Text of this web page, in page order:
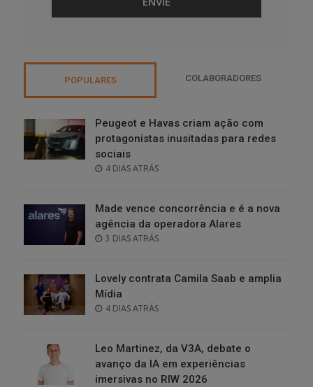
POPULARES COLABORADORES
Peugeot e Havas criam ação com
protagonistas inusitadas para redes
sociais
POSTED
4 DIAS ATRÁS
Made vence concorrência e é a nova
agência da operadora Alares
POSTED
3 DIAS ATRÁS
Lovely contrata Camila Saab e amplia
Mídia
POSTED
4 DIAS ATRÁS
Leo Martinez, da V3A, debate o
avanço da IA em experiências
imersivas no RIW 2026